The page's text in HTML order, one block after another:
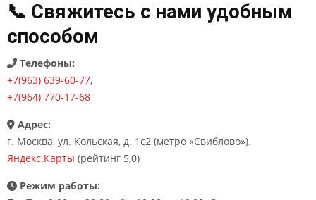
📞 Свяжитесь с нами удобным
способом
Телефоны:
+7(963) 639-60-77,
+7(964) 770-17-68
Адрес:
г. Москва, ул. Кольская, д. 1с2 (метро «Свиблово»).
Яндекс.Карты (рейтинг 5,0)
Режим работы: